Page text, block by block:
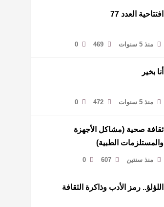
افتتاحية العدد 77
منذ 5 سنوات 469
0
أنا بخير
منذ 5 سنوات 472
0
ثقافة صحية (مشاكل الأجهزة
والمستلزمات الطبية)
منذ سنتين 607
0
اللؤلؤ.. رمز الأدب وذاكرة الثقافة